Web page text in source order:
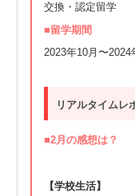
交換・認定留学
■留学期間
2023年10月〜2024
リアルタイムレ
■2月の感想は？
【学校生活】